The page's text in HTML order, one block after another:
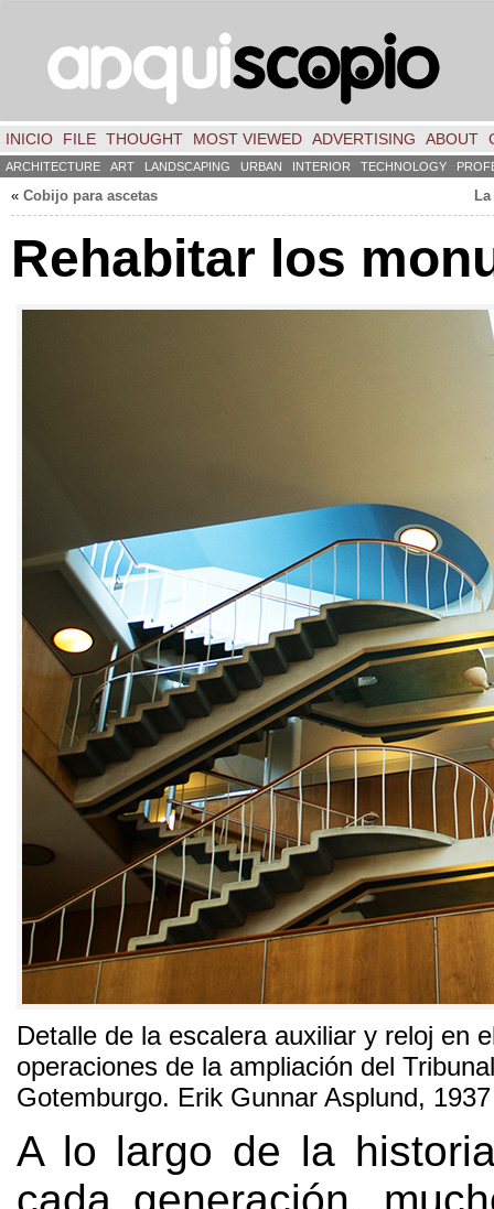
INICIO FILE THOUGHT MOST VIEWED ADVERTISING ABOUT
ARCHITECTURE ART LANDSCAPING URBAN INTERIOR TECHNOLOGY
« Cobijo para ascetas
Rehabitar los
Detalle de la escalera auxiliar y reloj en
operaciones de la ampliación del
Gotemburgo. Erik Gunnar Asplund, 1937
A lo largo de la
cada generación,